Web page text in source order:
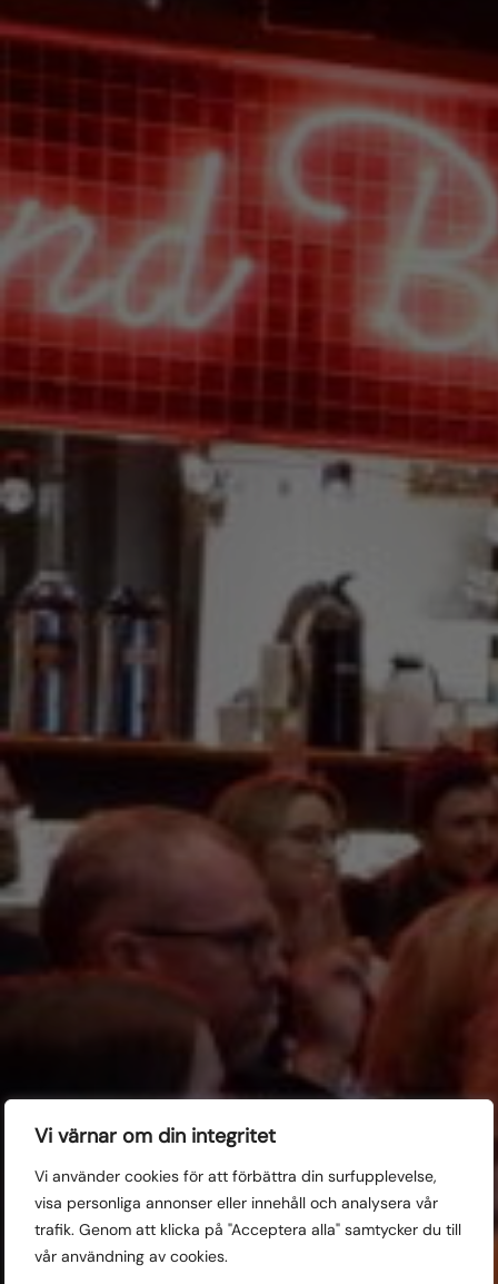
Vi värnar om din integritet
Vi använder cookies för att förbättra din surfupplevelse,
visa personliga annonser eller innehåll och analysera vår
trafik. Genom att klicka på "Acceptera alla" samtycker du till
vår användning av cookies.
Uppsala